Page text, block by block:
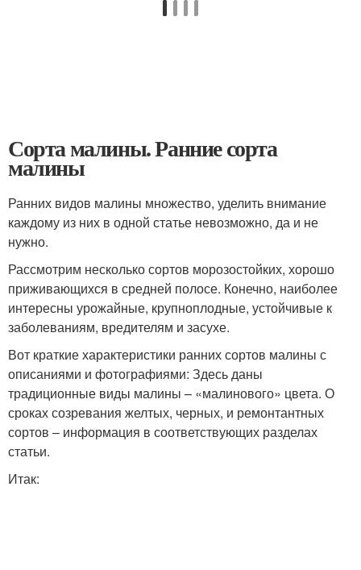
Сорта малины. Ранние сорта
малины
Ранних видов малины множество, уделить внимание
каждому из них в одной статье невозможно, да и не
нужно.
Рассмотрим несколько сортов морозостойких, хорошо
приживающихся в средней полосе. Конечно, наиболее
интересны урожайные, крупноплодные, устойчивые к
заболеваниям, вредителям и засухе.
Вот краткие характеристики ранних сортов малины с
описаниями и фотографиями: Здесь даны
традиционные виды малины – «малинового» цвета. О
сроках созревания желтых, черных, и ремонтантных
сортов – информация в соответствующих разделах
статьи.
Итак: